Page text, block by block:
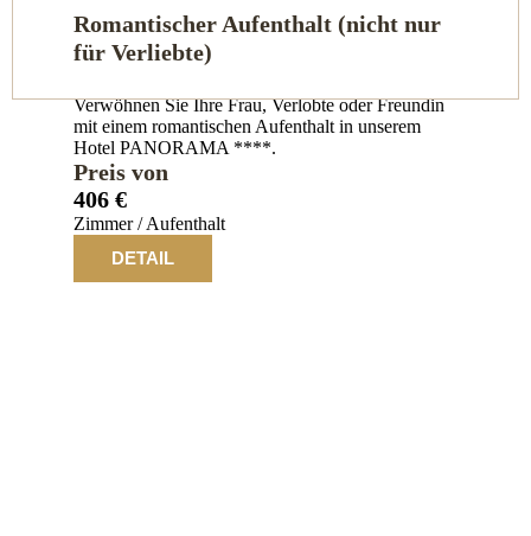
Romantischer Aufenthalt (nicht nur
für Verliebte)
Verwöhnen Sie Ihre Frau, Verlobte oder Freundin
mit einem romantischen Aufenthalt in unserem
Hotel PANORAMA ****.
Preis von
406 €
Zimmer / Aufenthalt
DETAIL